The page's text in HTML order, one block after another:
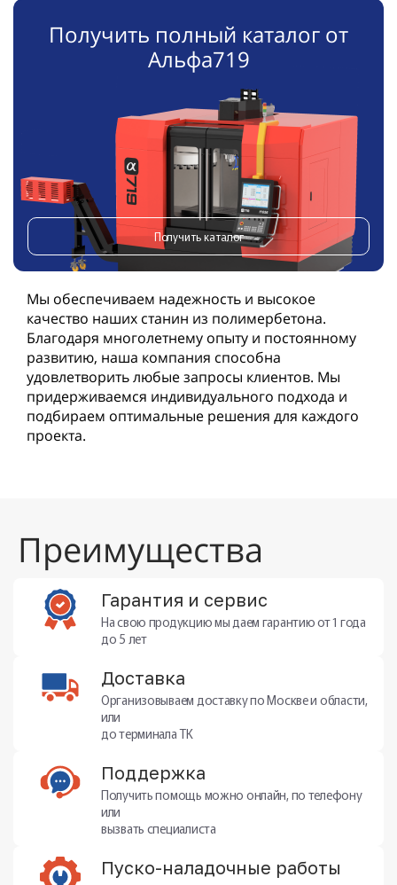
Получить полный каталог от
Альфа719
Получить каталог
Мы обеспечиваем надежность и высокое
качество наших станин из полимербетона.
Благодаря многолетнему опыту и постоянному
развитию, наша компания способна
удовлетворить любые запросы клиентов. Мы
придерживаемся индивидуального подхода и
подбираем оптимальные решения для каждого
проекта.
Преимущества
Гарантия и сервис
На свою продукцию мы даем гарантию от 1 года
до 5 лет
Доставка
Организовываем доставку по Москве и области,
или
до терминала ТК
Поддержка
Получить помощь можно онлайн, по телефону
или
вызвать специалиста
Пуско-наладочные работы